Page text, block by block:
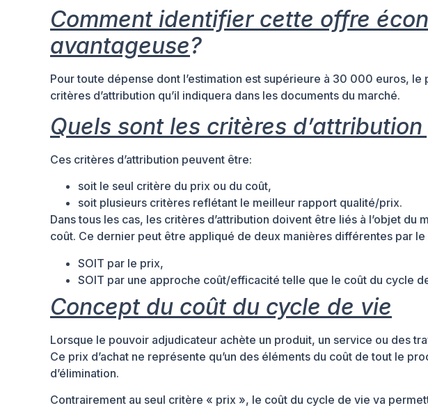
Comment identifier cette offre
avantageuse?
Pour toute dépense dont l’estimation est supérieure à 30 000 euros,
critères d’attribution qu’il indiquera dans les documents du marché.
Quels sont les critères
Ces critères d’attribution peuvent être:
soit le seul critère du prix ou du coût,
soit plusieurs critères reflétant le meilleur rapport qualité/prix.
Dans tous les cas, les critères d’attribution doivent être liés à l’objet
coût. Ce dernier peut être appliqué de deux manières différentes par
SOIT par le prix,
SOIT par une approche coût/efficacité telle que le coût du cycle
Concept du coût du cycle de vie
Lorsque le pouvoir adjudicateur achète un produit, un service ou des
Ce prix d’achat ne représente qu’un des éléments du coût de tout le
d’élimination.
Contrairement au seul critère « prix », le coût du cycle de vie va